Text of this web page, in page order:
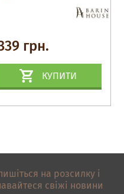
грн.
КУПИТИ
на розсилку і
свіжі новини